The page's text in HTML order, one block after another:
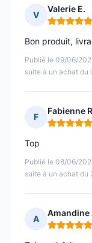
V
Valerie E.
Note : 5
Publié le 09/06/
suite à un achat du
Bon produit,
F
Fabienne
Note : 5
Publié le 08/06/
suite à un achat du
Top
A
Amandine
Note : 5